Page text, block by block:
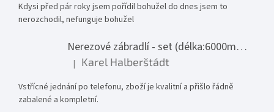
Kdysi před pár roky jsem pořídil bohužel do dnes jsem to
nerozchodil, nefunguje bohužel
Nerezové zábradlí - set (délka:6000mm x výška:1000mm)
Hodnocení produktu je 5 z 5 hvězdiček.
| Karel Halberštádt
Vstřícné jednání po telefonu, zboží je kvalitní a přišlo řádně
zabalené a kompletní.